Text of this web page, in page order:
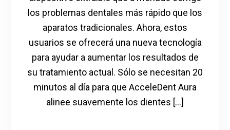
los problemas dentales más rápido que los
aparatos tradicionales. Ahora, estos
usuarios se ofrecerá una nueva tecnología
para ayudar a aumentar los resultados de
su tratamiento actual. Sólo se necesitan 20
minutos al día para que AcceleDent Aura
alinee suavemente los dientes [...]